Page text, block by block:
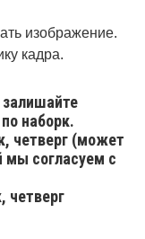
изображение.
кадра.
наборк.
четверг (может
согласуем с
четверг